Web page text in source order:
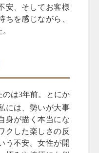
安、そしてお客様
ちを感じながら、
のは3年前。とにか
には、勢いが大事
身が描く本当にな
クした楽しさの反
う不安。女性が開